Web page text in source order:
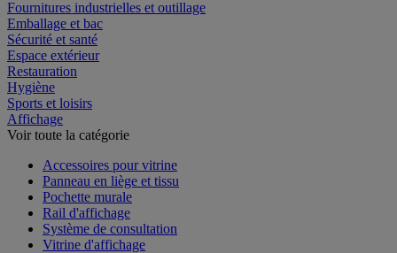
Fournitures industrielles et outillage
Emballage et bac
Sécurité et santé
Espace extérieur
Restauration
Hygiène
Sports et loisirs
Affichage
Voir toute la catégorie
Accessoires pour vitrine
Panneau en liège et tissu
Pochette murale
Rail d'affichage
Système de consultation
Vitrine d'affichage